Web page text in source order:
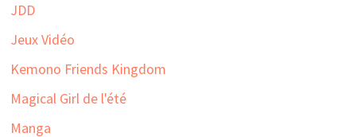
JDD
Jeux Vidéo
Kemono Friends Kingdom
Magical Girl de l'été
Manga